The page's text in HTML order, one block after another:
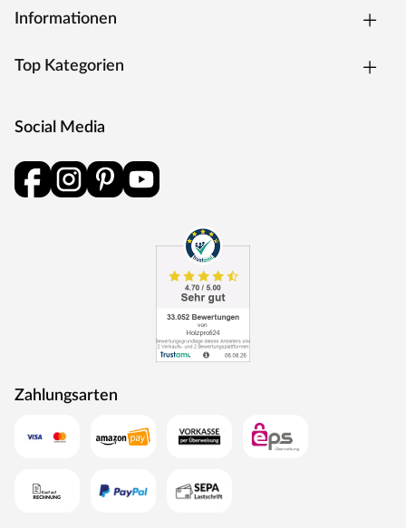
Informationen
Top Kategorien
Social Media
Zahlungsarten